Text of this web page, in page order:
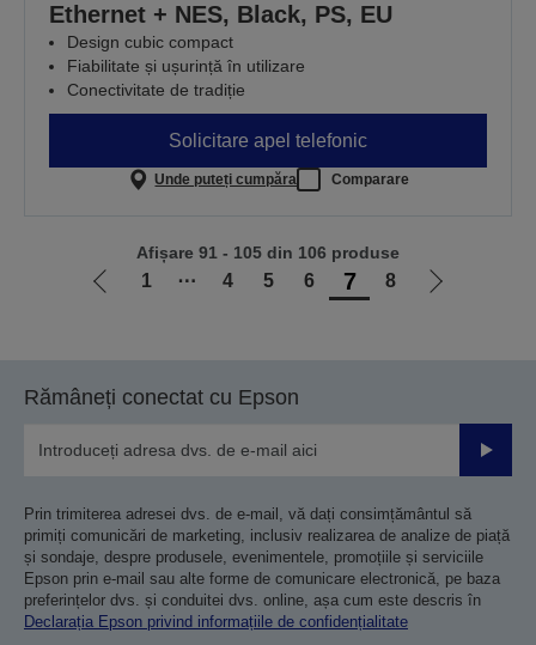
Ethernet + NES, Black, PS, EU
Design cubic compact
Fiabilitate și ușurință în utilizare
Conectivitate de tradiție
Solicitare apel telefonic
Unde puteți cumpăra Comparare
Mergi
1 ⋯ 4 5 6 7 8
Mergi
Afișare 91 - 105 din 106 produse
Rămâneți conectat cu Epson
Prin trimiterea adresei dvs. de e-mail, vă dați consimțământul să
primiți comunicări de marketing, inclusiv realizarea de analize de piață
și sondaje, despre produsele, evenimentele, promoțiile și serviciile
Epson prin e-mail sau alte forme de comunicare electronică, pe baza
preferințelor dvs. și conduitei dvs. online, așa cum este descris în
Declarația Epson privind informațiile de confidențialitate